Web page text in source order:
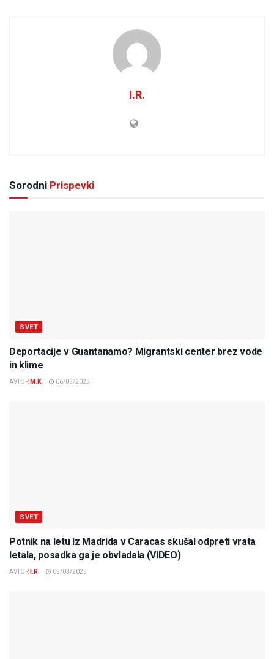
I.R.
Sorodni Prispevki
SVET
Deportacije v Guantanamo? Migrantski center brez vode
in klime
AVTOR M.K. 06/03/2025
SVET
Potnik na letu iz Madrida v Caracas skušal odpreti vrata
letala, posadka ga je obvladala (VIDEO)
AVTOR I.R. 05/03/2025